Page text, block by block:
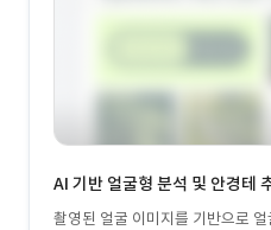
AI 기반 얼굴형 분석 및 안경테
촬영된 얼굴 이미지를 기반으로 얼